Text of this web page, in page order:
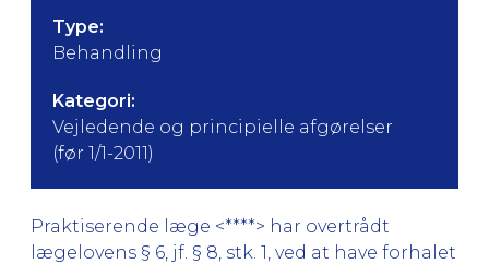
Type:
Behandling
Kategori:
Vejledende og principielle afgørelser
(før 1/1-2011)
Praktiserende læge <****> har overtrådt
lægelovens § 6, jf. § 8, stk. 1, ved at have forhalet